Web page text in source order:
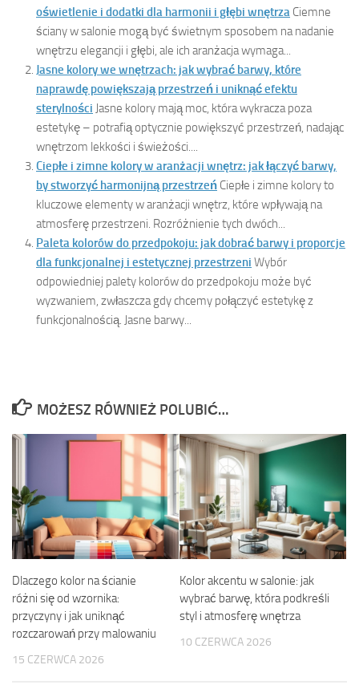
oświetlenie i dodatki dla harmonii i głębi wnętrza Ciemne
ściany w salonie mogą być świetnym sposobem na nadanie
wnętrzu elegancji i głębi, ale ich aranżacja wymaga...
Jasne kolory we wnętrzach: jak wybrać barwy, które
naprawdę powiększają przestrzeń i uniknąć efektu
sterylności Jasne kolory mają moc, która wykracza poza
estetykę – potrafią optycznie powiększyć przestrzeń, nadając
wnętrzom lekkości i świeżości....
Ciepłe i zimne kolory w aranżacji wnętrz: jak łączyć barwy,
by stworzyć harmonijną przestrzeń Ciepłe i zimne kolory to
kluczowe elementy w aranżacji wnętrz, które wpływają na
atmosferę przestrzeni. Rozróżnienie tych dwóch...
Paleta kolorów do przedpokoju: jak dobrać barwy i proporcje
dla funkcjonalnej i estetycznej przestrzeni Wybór
odpowiedniej palety kolorów do przedpokoju może być
wyzwaniem, zwłaszcza gdy chcemy połączyć estetykę z
funkcjonalnością. Jasne barwy...
MOŻESZ RÓWNIEŻ POLUBIĆ…
Dlaczego kolor na ścianie
różni się od wzornika:
przyczyny i jak uniknąć
rozczarowań przy malowaniu
15 CZERWCA 2026
Kolor akcentu w salonie: jak
wybrać barwę, która podkreśli
styl i atmosferę wnętrza
10 CZERWCA 2026